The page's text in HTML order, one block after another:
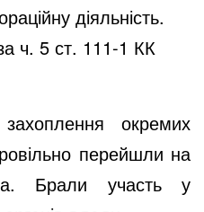
діяльність.
за ч. 5 ст. 111-1 КК
окремих
перейшли на
Брали участь у